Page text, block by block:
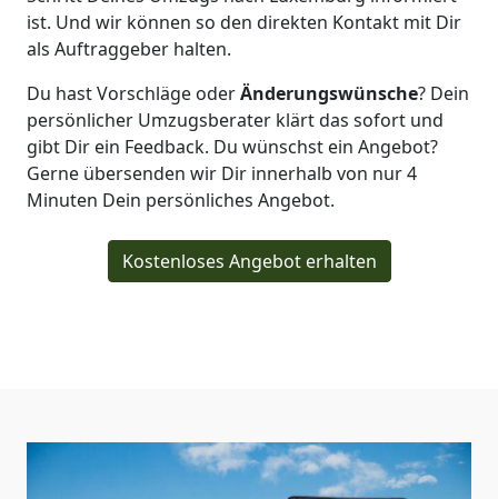
ist. Und wir können so den direkten Kontakt mit Dir
als Auftraggeber halten.
Du hast Vorschläge oderÄnderungswünsche? Dein
persönlicher Umzugsberater klärt das sofort und
gibt Dir ein Feedback. Du wünschst ein Angebot?
Gerne übersenden wir Dir innerhalb von nur4
Minuten Dein persönliches Angebot.
Kostenloses Angebot erhalten